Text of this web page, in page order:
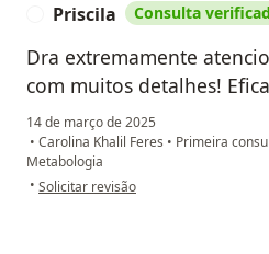
Priscila Consulta
Dra extremamente
com muitos detalhes!
14 de março de 2025
• Carolina Khalil Feres • Primeira
Metabologia
• na opinião do utilizador Priscila
Solicitar revisão